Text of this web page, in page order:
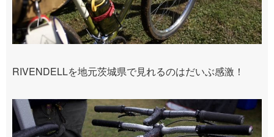
RIVENDELLを地元茨城県で見れるのはだいぶ感激！